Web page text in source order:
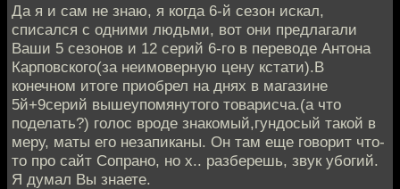
Да я и сам не знаю, я когда 6-й сезон искал,
списался с одними людьми, вот они предлагали
Ваши 5 сезонов и 12 серий 6-го в переводе Антона
Карповского(за неимоверную цену кстати).В
конечном итоге приобрел на днях в магазине
5й+9серий вышеупомянутого товарисча.(а что
поделать?) голос вроде знакомый,гундосый такой в
меру, маты его незапиканы. Он там еще говорит что-
то про сайт Сопрано, но х.. разберешь, звук убогий.
Я думал Вы знаете.